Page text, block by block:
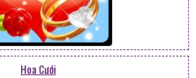
Hoa Cưới